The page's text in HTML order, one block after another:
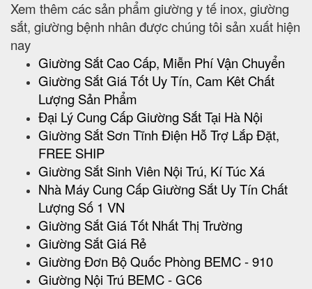
Xem thêm các sản phẩm giường y tế inox, giường
sắt, giường bệnh nhân được chúng tôi sản xuất hiện
nay
Giường Sắt Cao Cấp, Miễn Phí Vận Chuyển
Giường Sắt Giá Tốt Uy Tín, Cam Kêt Chất
Lượng Sản Phẩm
Đại Lý Cung Cấp Giường Sắt Tại Hà Nội
Giường Sắt Sơn Tĩnh Điện Hỗ Trợ Lắp Đặt,
FREE SHIP
Giường Sắt Sinh Viên Nội Trú, Kí Túc Xá
Nhà Máy Cung Cấp Giường Sắt Uy Tín Chất
Lượng Số 1 VN
Giường Sắt Giá Tốt Nhất Thị Trường
Giường Sắt Giá Rẻ
Giường Đơn Bộ Quốc Phòng BEMC - 910
Giường Nội Trú BEMC - GC6